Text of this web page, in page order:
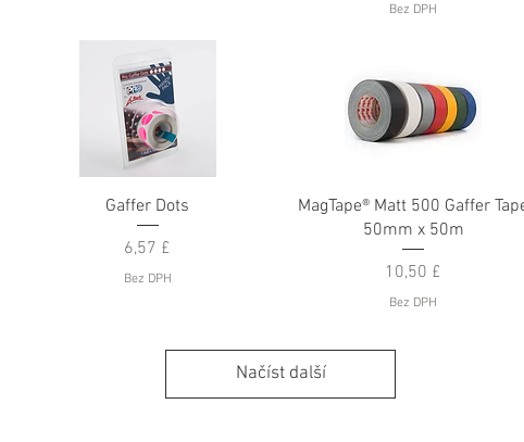
Bez DPH
Rychlý náhled
Gaffer Dots
Cena
6,57 £
Bez DPH
Rychlý náhled
MagTape® Matt 500 Gaffer
50mm x 50m
Cena
10,50 £
Bez DPH
Načíst další